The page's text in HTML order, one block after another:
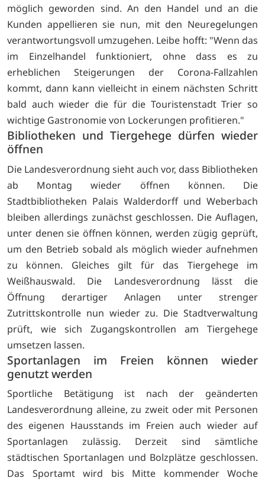
möglich geworden sind. An den Handel und an die
Kunden appellieren sie nun, mit den Neuregelungen
verantwortungsvoll umzugehen. Leibe hofft: "Wenn das
im Einzelhandel funktioniert, ohne dass es zu
erheblichen Steigerungen der Corona-Fallzahlen
kommt, dann kann vielleicht in einem nächsten Schritt
bald auch wieder die für die Touristenstadt Trier so
wichtige Gastronomie von Lockerungen profitieren."
Bibliotheken und Tiergehege dürfen wieder
öffnen
Die Landesverordnung sieht auch vor, dass Bibliotheken
ab Montag wieder öffnen können. Die
Stadtbibliotheken Palais Walderdorff und Weberbach
bleiben allerdings zunächst geschlossen. Die Auflagen,
unter denen sie öffnen können, werden zügig geprüft,
um den Betrieb sobald als möglich wieder aufnehmen
zu können. Gleiches gilt für das Tiergehege im
Weißhauswald. Die Landesverordnung lässt die
Öffnung derartiger Anlagen unter strenger
Zutrittskontrolle nun wieder zu. Die Stadtverwaltung
prüft, wie sich Zugangskontrollen am Tiergehege
umsetzen lassen.
Sportanlagen im Freien können wieder
genutzt werden
Sportliche Betätigung ist nach der geänderten
Landesverordnung alleine, zu zweit oder mit Personen
des eigenen Hausstands im Freien auch wieder auf
Sportanlagen zulässig. Derzeit sind sämtliche
städtischen Sportanlagen und Bolzplätze geschlossen.
Das Sportamt wird bis Mitte kommender Woche